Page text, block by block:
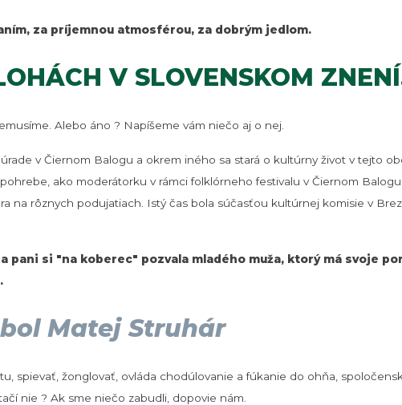
za príjemnou atmosférou, za dobrým jedlom.
V SLOVENSKOM
Alebo áno ? Napíšeme vám niečo aj o nej.
v Čiernom Balogu a okrem iného sa stará o kultúrny život v tejto
ako moderátorku v rámci folklórneho festivalu v Čiernom
na rôznych podujatiach. Istý čas bola súčasťou kultúrnej komisie v
pani si "na koberec" pozvala mladého muža, ktorý má svoje
Matej Struhár
spievať, žonglovať, ovláda chodúlovanie a fúkanie do ohňa,
nie ? Ak sme niečo zabudli, dopovie nám.